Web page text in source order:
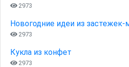
2973
Новогодние идеи из застежек-
2973
Кукла из конфет
2973